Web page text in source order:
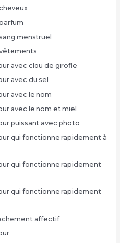
menstruel
avec clou de girofle
avec du sel
avec le nom
avec le nom et miel
puissant avec photo
qui fonctionne rapidement à
qui fonctionne rapidement
qui fonctionne rapidement
affectif